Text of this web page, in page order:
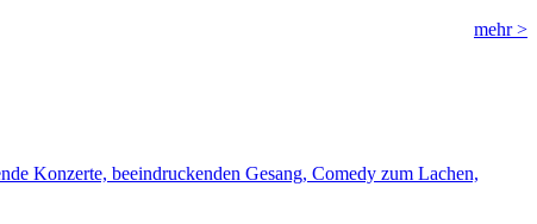
mehr >
Konzerte, beeindruckenden Gesang, Comedy zum Lachen,